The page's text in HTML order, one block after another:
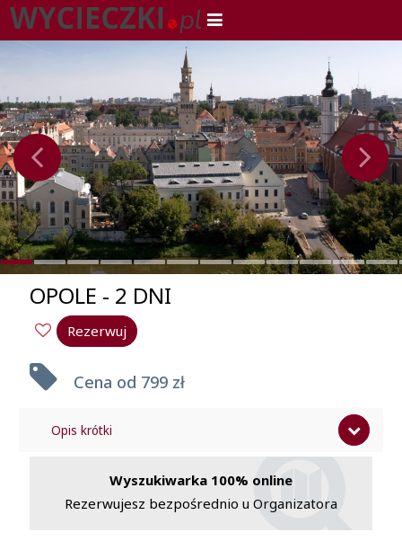
OPOLE - 2 DNI
Rezerwuj
Cena od 799 zł
Opis krótki
Wyszukiwarka 100% online
Rezerwujesz bezpośrednio u Organizatora